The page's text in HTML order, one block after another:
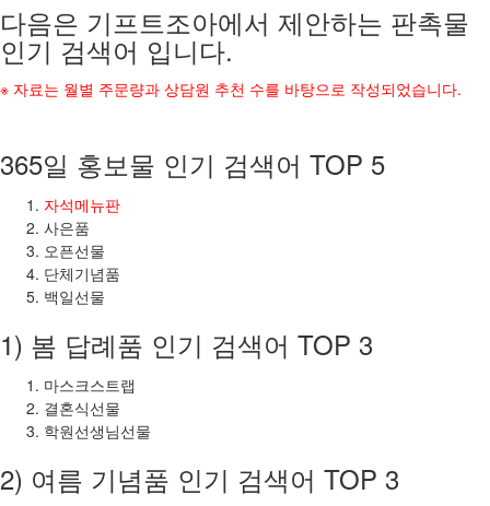
다음은 기프트조아에서 제안하는 판촉물
인기 검색어 입니다.
※ 자료는 월별 주문량과 상담원 추천 수를 바탕으로 작성되었습니다.
365일 홍보물 인기 검색어 TOP 5
자석메뉴판
사은품
오픈선물
단체기념품
백일선물
1) 봄 답례품 인기 검색어 TOP 3
마스크스트랩
결혼식선물
학원선생님선물
2) 여름 기념품 인기 검색어 TOP 3